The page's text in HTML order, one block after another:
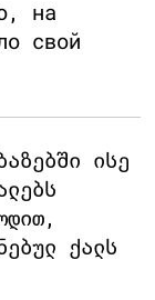
на
свой
ისე
ქალს